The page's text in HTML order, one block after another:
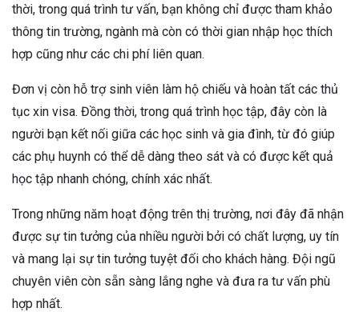
thời, trong quá trình tư vấn, bạn không chỉ được tham khảo
thông tin trường, ngành mà còn có thời gian nhập học thích
hợp cũng như các chi phí liên quan.
Đơn vị còn hỗ trợ sinh viên làm hộ chiếu và hoàn tất các thủ
tục xin visa. Đồng thời, trong quá trình học tập, đây còn là
người bạn kết nối giữa các học sinh và gia đình, từ đó giúp
các phụ huynh có thể dễ dàng theo sát và có được kết quả
học tập nhanh chóng, chính xác nhất.
Trong những năm hoạt động trên thị trường, nơi đây đã nhận
được sự tin tưởng của nhiều người bởi có chất lượng, uy tín
và mang lại sự tin tưởng tuyệt đối cho khách hàng. Đội ngũ
chuyên viên còn sẵn sàng lắng nghe và đưa ra tư vấn phù
hợp nhất.